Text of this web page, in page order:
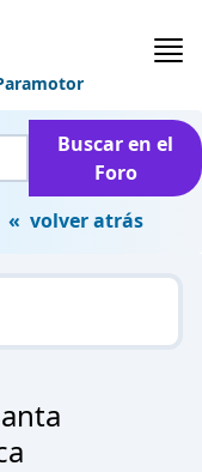
Buscar en el
Foro
« volver atrás